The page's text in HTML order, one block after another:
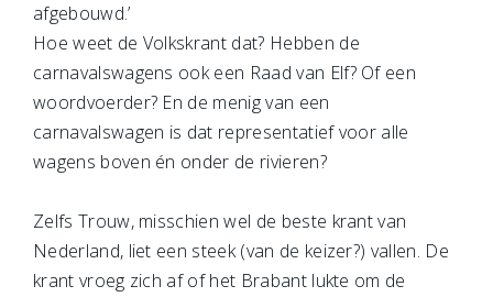
afgebouwd.’
Hoe weet de Volkskrant dat? Hebben de
carnavalswagens ook een Raad van Elf? Of een
woordvoerder? En de menig van een
carnavalswagen is dat representatief voor alle
wagens boven én onder de rivieren?
Zelfs Trouw, misschien wel de beste krant van
Nederland, liet een steek (van de keizer?) vallen. De
krant vroeg zich af of het Brabant lukte om de